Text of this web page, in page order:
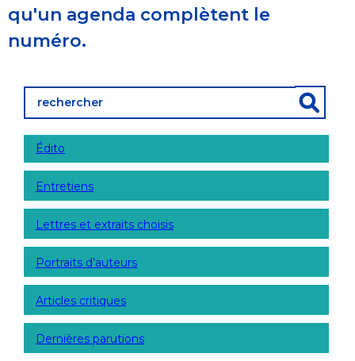
qu'un agenda complètent le
numéro.
Édito
Entretiens
Lettres et extraits choisis
Portraits d’auteurs
Articles critiques
Dernières parutions